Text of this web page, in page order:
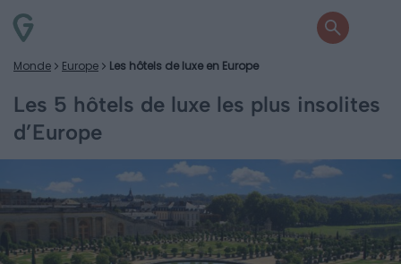
Monde Europe Les hôtels de luxe en Europe
Les 5 hôtels de luxe les plus insolites
d’Europe